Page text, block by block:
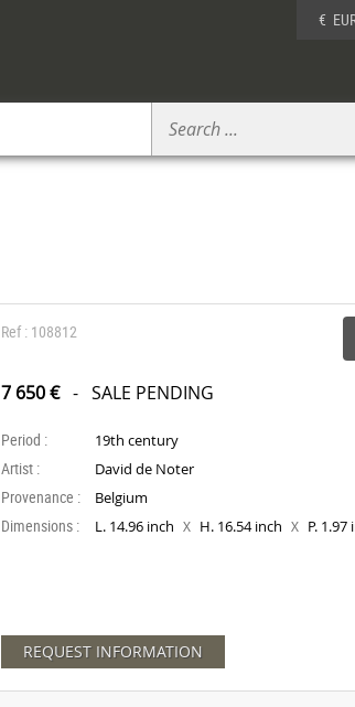
€
Ref : 108812
7 650 €- SALE PENDING
Period : 19th century
Artist : David de Noter
Provenance : Belgium
Dimensions : L. 14.96 inch X H. 16.54 inch X P. 1.97
REQUEST INFORMATION